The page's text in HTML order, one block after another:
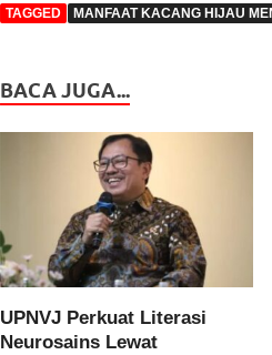
TAGGED MANFAAT KACANG HIJAU
BACA JUGA...
UPNVJ Perkuat Literasi
Neurosains Lewat